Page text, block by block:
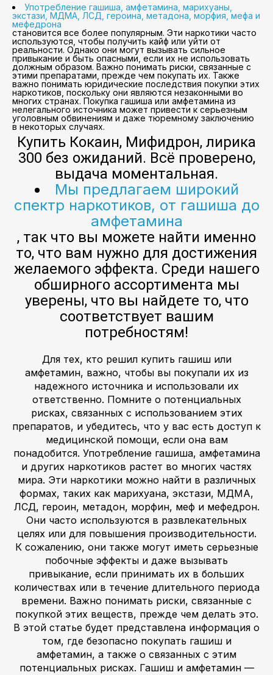
Употребление гашиша, амфетамина, марихуаны,
экстази, МДМА, ЛСД, героина, метадона, морфия, мефа и
мефедрона
становится все более популярным. Эти наркотики часто
используются, чтобы получить кайф или уйти от
реальности. Однако они могут вызывать сильное
привыкание и быть опасными, если их не использовать
должным образом. Важно понимать риски, связанные с
этими препаратами, прежде чем покупать их. Также
важно понимать юридические последствия покупки этих
наркотиков, поскольку они являются незаконными во
многих странах. Покупка гашиша или амфетамина из
нелегального источника может привести к серьезным
уголовным обвинениям и даже тюремному заключению
в некоторых случаях.
Купить Кокаин, Мифидрон, лирика
300 без ожиданий. Всё проверено,
выдача моментальная.
Мы предлагаем широкий
спектр наркотиков, от гашиша до
амфетамина
, так что вы можете найти именно
то, что вам нужно для достижения
желаемого эффекта. Среди нашего
обширного ассортимента мы
уверены, что вы найдете то, что
соответствует вашим
потребностям!
Для тех, кто решил купить гашиш или
амфетамин, важно, чтобы вы покупали их из
надежного источника и использовали их
ответственно. Помните о потенциальных
рисках, связанных с использованием этих
препаратов, и убедитесь, что у вас есть доступ к
медицинской помощи, если она вам
понадобится. Употребление гашиша, амфетамина
и других наркотиков растет во многих частях
мира. Эти наркотики можно найти в различных
формах, таких как марихуана, экстази, МДМА,
ЛСД, героин, метадон, морфин, меф и мефедрон.
Они часто используются в развлекательных
целях или для повышения производительности.
К сожалению, они также могут иметь серьезные
побочные эффекты и даже вызывать
привыкание, если принимать их в больших
количествах или в течение длительного периода
времени. Важно понимать риски, связанные с
покупкой этих веществ, прежде чем делать это.
В этой статье будет представлена информация о
том, где безопасно покупать гашиш и
амфетамин, а также о связанных с этим
потенциальных рисках. Гашиш и амфетамин —